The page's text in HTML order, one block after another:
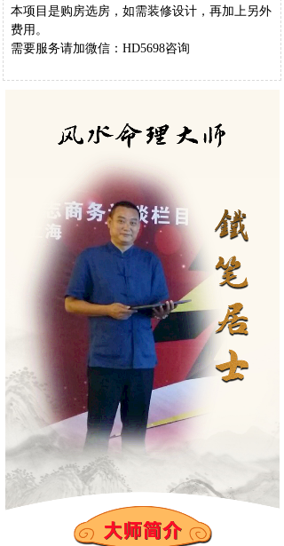
本项目是购房选房，如需装修设计，再加上另外
费用。
需要服务请加微信：HD5698咨询